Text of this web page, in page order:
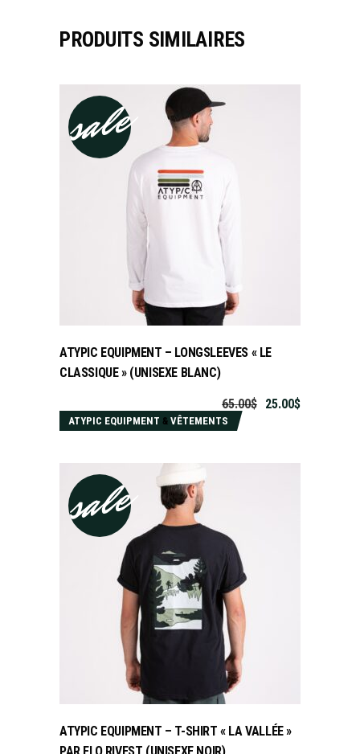
PRODUITS SIMILAIRES
sale
CHOIX DES OPTIONS
ATYPIC EQUIPMENT – LONGSLEEVES « LE
CLASSIQUE » (UNISEXE BLANC)
65.00$ 25.00$
ATYPIC EQUIPMENT & VÊTEMENTS
sale
CHOIX DES OPTIONS
ATYPIC EQUIPMENT – T-SHIRT « LA VALLÉE »